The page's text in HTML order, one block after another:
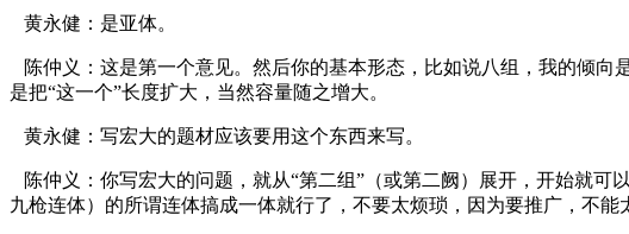
黄永健：是亚体。
陈仲义：这是第一个意见。然后你的基本形态，比如说八组，我的倾
是把“这一个”长度扩大，当然容量随之增大。
黄永健：写宏大的题材应该要用这个东西来写。
陈仲义：你写宏大的问题，就从“第二组”（或第二阙）展开，开始就
九枪连体）的所谓连体搞成一体就行了，不要太烦琐，因为要推广，不能